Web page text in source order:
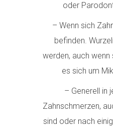
oder
– Wenn sich
befinden.
werden, auch wenn
es sich um
– Generell in
Zahnschmerzen,
sind oder nach